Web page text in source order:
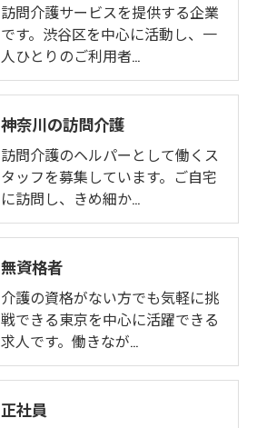
訪問介護サービスを提供する企業
です。渋谷区を中心に活動し、一
人ひとりのご利用者…
神奈川の訪問介護
訪問介護のヘルパーとして働くス
タッフを募集しています。ご自宅
に訪問し、きめ細か…
無資格者
介護の資格がない方でも気軽に挑
戦できる東京を中心に活躍できる
求人です。働きなが…
正社員